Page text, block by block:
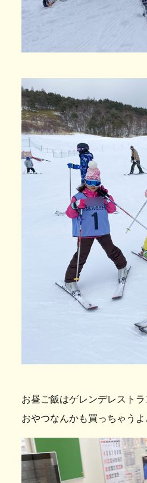
お昼ご飯はゲレンデレスト
おやつなんかも買っちゃうよ